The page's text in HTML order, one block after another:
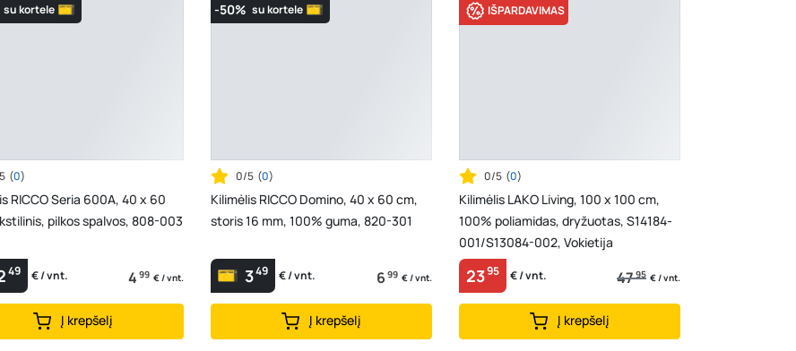
su kortele
(0)
RICCO Seria 600A, 40 x 60
pilkos spalvos, 808-003
49 € / vnt. 4 99 € / vnt.
Į krepšelį
-50% su kortele
0/5 (0)
Kilimėlis RICCO Domino, 40 x 60 cm,
storis 16 mm, 100% guma, 820-301
349 € / vnt. 6 99 € / vnt.
Į krepšelį
IŠPARDAVIMAS
0/5 (0)
Kilimėlis LAKO Living, 100 x 100 cm,
100% poliamidas, dryžuotas, S14184-
001/S13084-002, Vokietija
2395 € / vnt. 4795 € / vnt.
Į krepšelį